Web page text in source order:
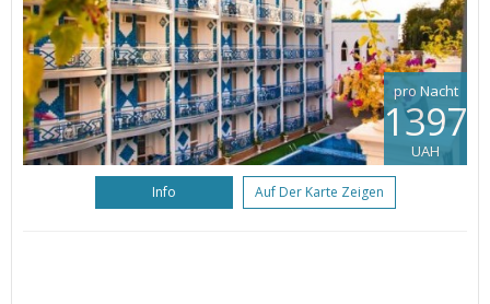
pro Nacht
1397
UAH
Info Auf Der Karte Zeigen